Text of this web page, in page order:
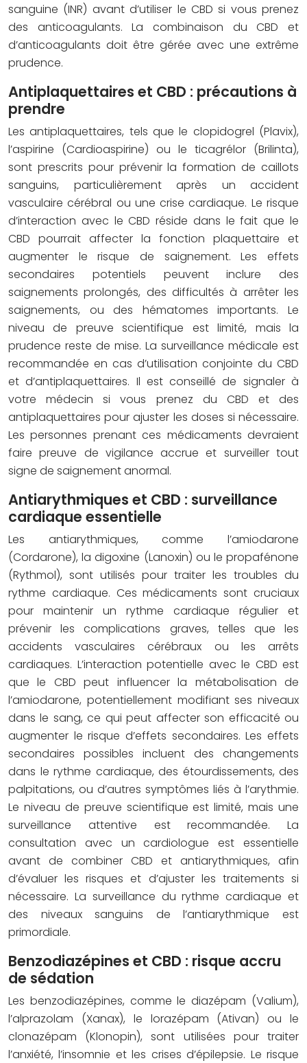
sanguine (INR) avant d’utiliser le CBD si vous prenez
des anticoagulants. La combinaison du CBD et
d’anticoagulants doit être gérée avec une extrême
prudence.
Antiplaquettaires et CBD : précautions à
prendre
Les antiplaquettaires, tels que le clopidogrel (Plavix),
l’aspirine (Cardioaspirine) ou le ticagrélor (Brilinta),
sont prescrits pour prévenir la formation de caillots
sanguins, particulièrement après un accident
vasculaire cérébral ou une crise cardiaque. Le risque
d’interaction avec le CBD réside dans le fait que le
CBD pourrait affecter la fonction plaquettaire et
augmenter le risque de saignement. Les effets
secondaires potentiels peuvent inclure des
saignements prolongés, des difficultés à arrêter les
saignements, ou des hématomes importants. Le
niveau de preuve scientifique est limité, mais la
prudence reste de mise. La surveillance médicale est
recommandée en cas d’utilisation conjointe du CBD
et d’antiplaquettaires. Il est conseillé de signaler à
votre médecin si vous prenez du CBD et des
antiplaquettaires pour ajuster les doses si nécessaire.
Les personnes prenant ces médicaments devraient
faire preuve de vigilance accrue et surveiller tout
signe de saignement anormal.
Antiarythmiques et CBD : surveillance
cardiaque essentielle
Les antiarythmiques, comme l’amiodarone
(Cordarone), la digoxine (Lanoxin) ou le propafénone
(Rythmol), sont utilisés pour traiter les troubles du
rythme cardiaque. Ces médicaments sont cruciaux
pour maintenir un rythme cardiaque régulier et
prévenir les complications graves, telles que les
accidents vasculaires cérébraux ou les arrêts
cardiaques. L’interaction potentielle avec le CBD est
que le CBD peut influencer la métabolisation de
l’amiodarone, potentiellement modifiant ses niveaux
dans le sang, ce qui peut affecter son efficacité ou
augmenter le risque d’effets secondaires. Les effets
secondaires possibles incluent des changements
dans le rythme cardiaque, des étourdissements, des
palpitations, ou d’autres symptômes liés à l’arythmie.
Le niveau de preuve scientifique est limité, mais une
surveillance attentive est recommandée. La
consultation avec un cardiologue est essentielle
avant de combiner CBD et antiarythmiques, afin
d’évaluer les risques et d’ajuster les traitements si
nécessaire. La surveillance du rythme cardiaque et
des niveaux sanguins de l’antiarythmique est
primordiale.
Benzodiazépines et CBD : risque accru
de sédation
Les benzodiazépines, comme le diazépam (Valium),
l’alprazolam (Xanax), le lorazépam (Ativan) ou le
clonazépam (Klonopin), sont utilisées pour traiter
l’anxiété, l’insomnie et les crises d’épilepsie. Le risque